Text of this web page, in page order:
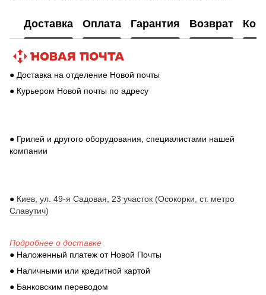
Доставка Оплата Гарантия Возврат
● Доставка на отделение Новой почты
● Курьером Новой почты по адресу
● Грилей и другого оборудования, специалистами нашей
компании
● Киев, ул. 49-я Садовая, 23 участок (Осокорки, ст. метро
Славутич)
Подробнее о доставке
● Наложенный платеж от Новой Почты
● Наличными или кредитной картой
● Банковским переводом